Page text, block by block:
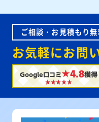
ご相談・お見積もり
お気軽にお問
Google口コミ★4.8獲得